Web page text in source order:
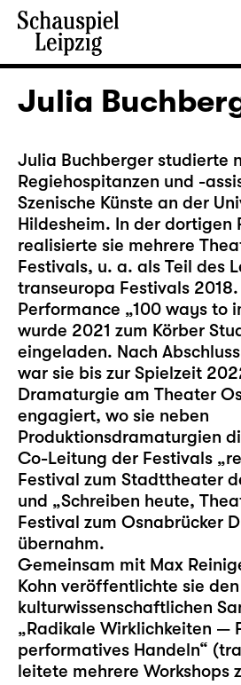
Julia
Julia Buchberger studierte
Regiehospitanzen und -
Szenische Künste an der
Hildesheim. In der dortigen
realisierte sie mehrere
Festivals, u. a. als Teil des
transeuropa Festivals
Performance „100 ways to
wurde 2021 zum Körber
eingeladen. Nach
war sie bis zur Spielzeit
Dramaturgie am Theater
engagiert, wo sie neben
Produktionsdramaturgien
Co-Leitung der Festivals
Festival zum Stadttheater
und „Schreiben heute,
Festival zum Osnabrücker
übernahm.
Gemeinsam mit Max
Kohn veröffentlichte sie den
kulturwissenschaftlichen
„Radikale Wirklichkeiten —
performatives Handeln“
leitete mehrere Workshops